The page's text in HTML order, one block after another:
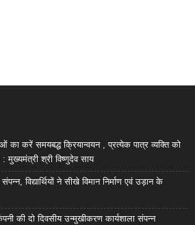
का करें समयबद्ध क्रियान्वयन , प्रत्येक पात्र व्यक्ति को
श्री विष्णुदेव साय
विद्यार्थियों ने सीखे विमान निर्माण एवं उड़ान के
की दो दिवसीय उन्मुखीकरण कार्यशाला संपन्न